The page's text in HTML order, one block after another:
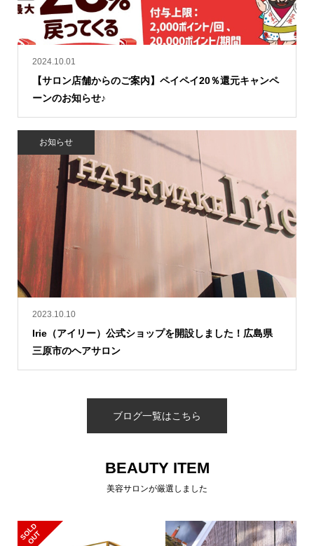
2024.10.01
【サロン店舗からのご案内】ペイペイ20％還元キャンペ
ーンのお知らせ♪
2023.10.10
Irie（アイリー）公式ショップを開設しました！広島県
三原市のヘアサロン
お知らせ
ブログ一覧はこちら
BEAUTY ITEM
美容サロンが厳選しました
S
O
L
D
O
U
T